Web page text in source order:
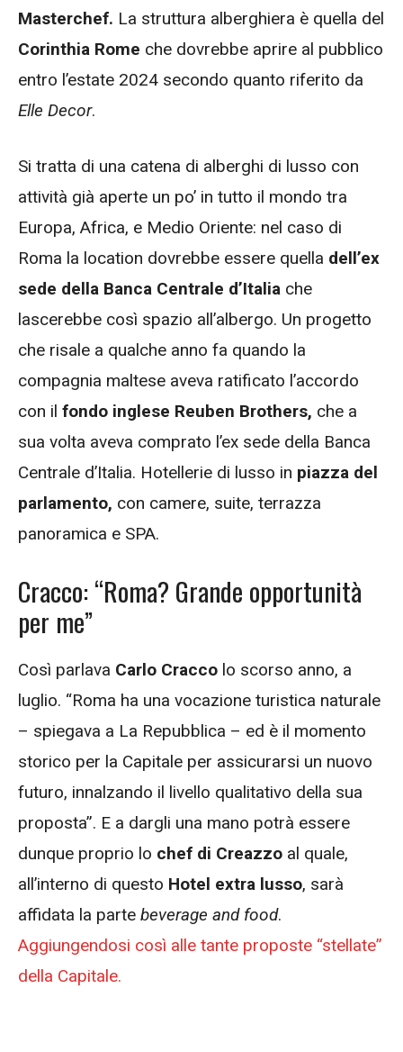
Masterchef. La struttura alberghiera è quella del
Corinthia Rome che dovrebbe aprire al pubblico
entro l’estate 2024 secondo quanto riferito da
Elle Decor.
Si tratta di una catena di alberghi di lusso con
attività già aperte un po’ in tutto il mondo tra
Europa, Africa, e Medio Oriente: nel caso di
Roma la location dovrebbe essere quella dell’ex
sede della Banca Centrale d’Italia che
lascerebbe così spazio all’albergo. Un progetto
che risale a qualche anno fa quando la
compagnia maltese aveva ratificato l’accordo
con il fondo inglese Reuben Brothers, che a
sua volta aveva comprato l’ex sede della Banca
Centrale d’Italia. Hotellerie di lusso in piazza del
parlamento, con camere, suite, terrazza
panoramica e SPA.
Cracco: “Roma? Grande opportunità
per me”
Così parlava Carlo Cracco lo scorso anno, a
luglio. “Roma ha una vocazione turistica naturale
– spiegava a La Repubblica – ed è il momento
storico per la Capitale per assicurarsi un nuovo
futuro, innalzando il livello qualitativo della sua
proposta”. E a dargli una mano potrà essere
dunque proprio lo chef di Creazzo al quale,
all’interno di questo Hotel extra lusso, sarà
affidata la parte beverage and food.
Aggiungendosi così alle tante proposte “stellate”
della Capitale.